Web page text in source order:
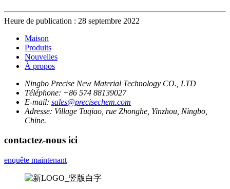
Heure de publication : 28 septembre 2022
Maison
Produits
Nouvelles
À propos
Ningbo Precise New Material Technology CO., LTD
Téléphone: +86 574 88139027
E-mail: sales@precisechem.com
Adresse: Village Tuqiao, rue Zhonghe, Yinzhou, Ningbo,
Chine.
contactez-nous ici
enquête maintenant